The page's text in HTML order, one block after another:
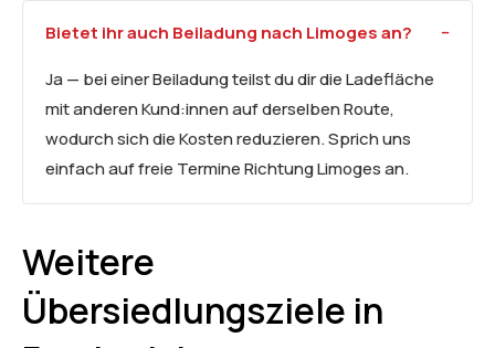
Bietet ihr auch Beiladung nach Limoges an?
Ja — bei einer Beiladung teilst du dir die Ladefläche
mit anderen Kund:innen auf derselben Route,
wodurch sich die Kosten reduzieren. Sprich uns
einfach auf freie Termine Richtung Limoges an.
Weitere
Übersiedlungsziele in